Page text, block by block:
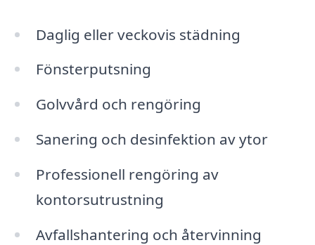
Daglig eller veckovis städning
Fönsterputsning
Golvvård och rengöring
Sanering och desinfektion av ytor
Professionell rengöring av
kontorsutrustning
Avfallshantering och återvinning